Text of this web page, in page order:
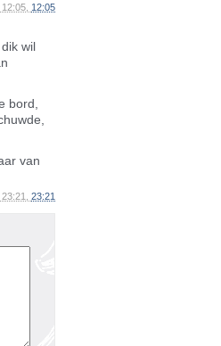
12:05
wil
bord,
van
23:21